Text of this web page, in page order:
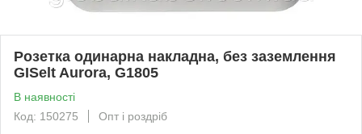
Розетка одинарна накладна, без заземлення
GISelt Aurora, G1805
В наявності
Код: 150275
Опт і роздріб